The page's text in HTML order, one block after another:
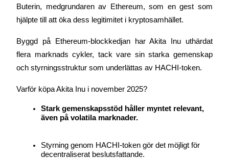
Handelsstrategier
Lär dig hur du håller dig lönsam
Buterin, medgrundaren av Ethereum, som en gest som
hjälpte till att öka dess legitimitet i kryptosamhället.
Byggd på Ethereum-blockkedjan har Akita Inu uthärdat
flera marknads cykler, tack vare sin starka gemenskap
och styrningsstruktur som underlättas av HACHI-token.
Varför köpa Akita Inu i november 2025?
Stark gemenskapsstöd håller myntet relevant,
även på volatila marknader.
Styrning genom HACHI-token gör det möjligt för
decentraliserat beslutsfattande.